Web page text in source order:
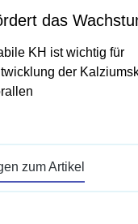
das
KH ist wichtig für
der
zum Artikel